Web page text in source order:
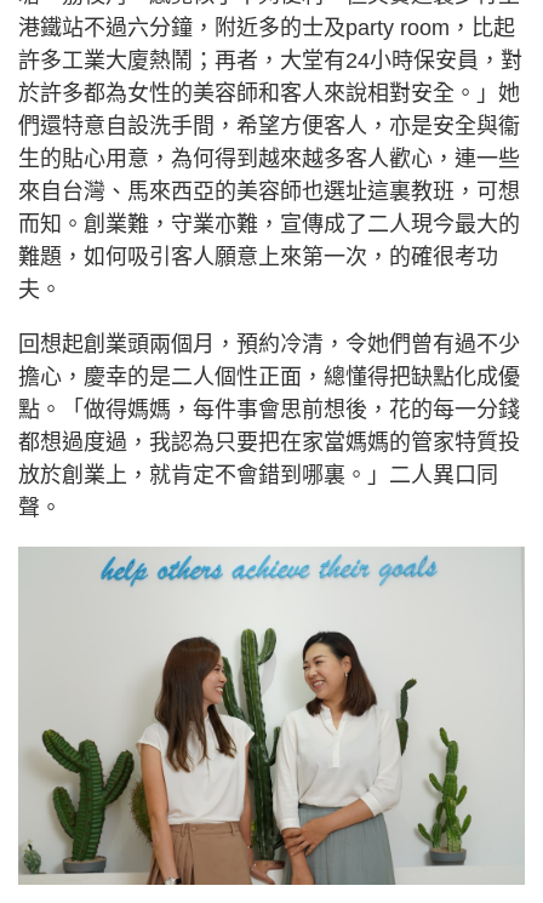
港鐵站不過六分鐘，附近多的士及party room，比起
許多工業大廈熱鬧；再者，大堂有24小時保安員，對
於許多都為女性的美容師和客人來說相對安全。」她
們還特意自設洗手間，希望方便客人，亦是安全與衞
生的貼心用意，為何得到越來越多客人歡心，連一些
來自台灣、馬來西亞的美容師也選址這裏教班，可想
而知。創業難，守業亦難，宣傳成了二人現今最大的
難題，如何吸引客人願意上來第一次，的確很考功
夫。
回想起創業頭兩個月，預約冷清，令她們曾有過不少
擔心，慶幸的是二人個性正面，總懂得把缺點化成優
點。「做得媽媽，每件事會思前想後，花的每一分錢
都想過度過，我認為只要把在家當媽媽的管家特質投
放於創業上，就肯定不會錯到哪裏。」二人異口同
聲。